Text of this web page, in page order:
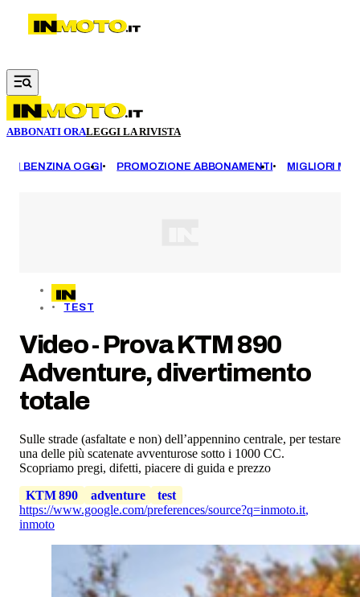
Vai al contenuto principale
ABBONATI ORALEGGI LA RIVISTA
BENZINA OGGI PROMOZIONE ABBONAMENTI MIGLIORI
TEST
Video - Prova KTM 890
Adventure, divertimento
totale
Sulle strade (asfaltate e non) dell’appennino centrale, per testare
una delle più scatenate avventurose sotto i 1000 CC.
Scopriamo pregi, difetti, piacere di guida e prezzo
KTM 890
adventure
test
https://www.google.com/preferences/source?q=inmoto.it,
inmoto